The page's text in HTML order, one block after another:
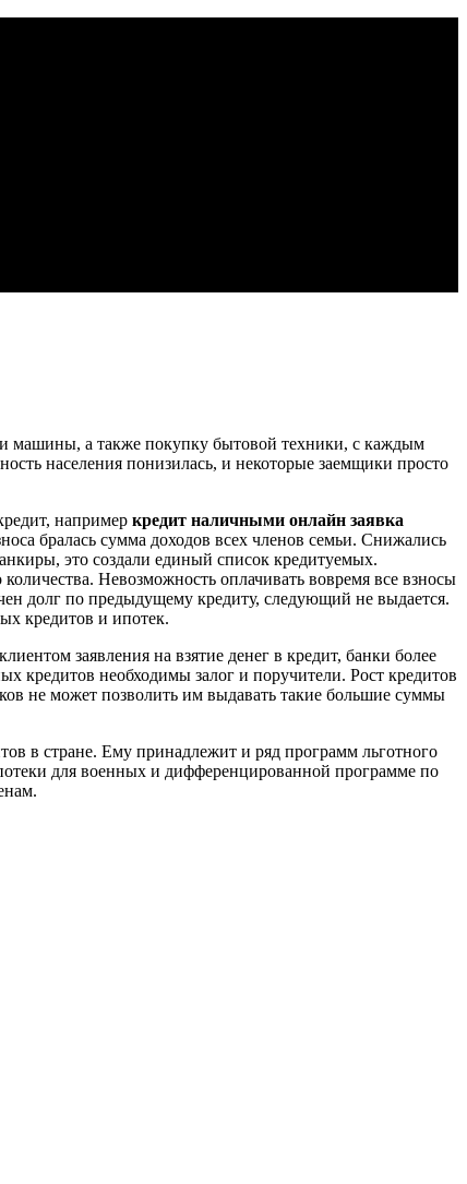
машины, а также покупку бытовой техники, с каждым
населения понизилась, и некоторые заемщики просто
например кредит наличными онлайн заявка
бралась сумма доходов всех членов семьи. Снижались
это создали единый список кредитуемых.
Невозможность оплачивать вовремя все взносы
долг по предыдущему кредиту, следующий не выдается.
кредитов и ипотек.
заявления на взятие денег в кредит, банки более
кредитов необходимы залог и поручители. Рост кредитов
не может позволить им выдавать такие большие суммы
в стране. Ему принадлежит и ряд программ льготного
для военных и дифференцированной программе по